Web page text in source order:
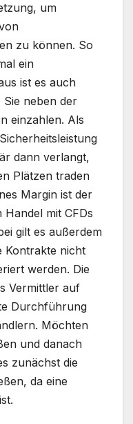
um
zu können. So
ein
ist es auch
neben der
einzahlen. Als
dann verlangt,
Plätzen traden
Margin ist der
mit CFDs
gilt es außerdem
Kontrakte nicht
werden. Die
Vermittler auf
Durchführung
Möchten
und danach
zunächst die
da eine